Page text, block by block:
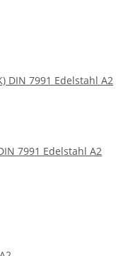
7991 Edelstahl A2